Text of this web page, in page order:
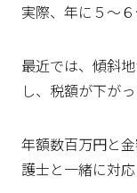
実際、年に５～
最近では、傾斜
し、税額が下が
年額数百万円と
護士と一緒に対